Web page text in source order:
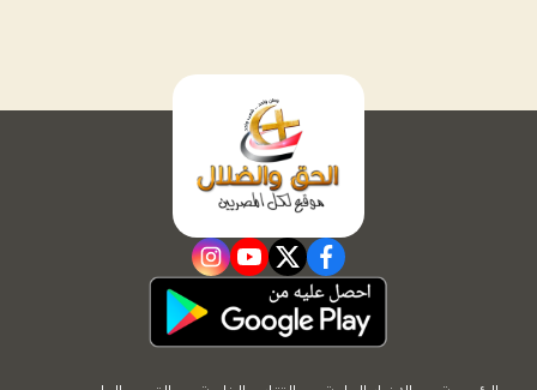
facebook
twitter
youtube
instagram